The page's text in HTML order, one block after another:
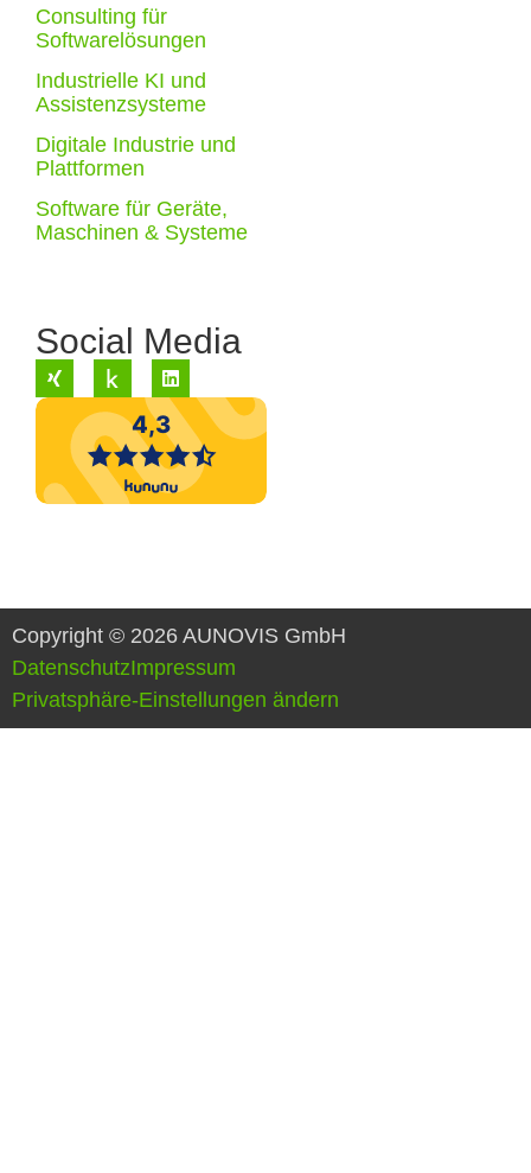
Consulting für
Softwarelösungen
Industrielle KI und
Assistenzsysteme
Digitale Industrie und
Plattformen
Software für Geräte,
Maschinen & Systeme
Social Media
Copyright © 2026 AUNOVIS GmbH
DatenschutzImpressum
Privatsphäre-Einstellungen ändern